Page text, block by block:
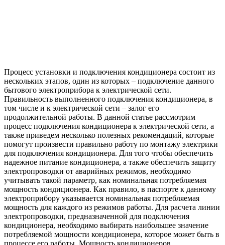
Процесс установки и подключения кондиционера состоит из
нескольких этапов, один из которых – подключение данного
бытового электроприбора к электрической сети.
Правильность выполненного подключения кондиционера, в
том числе и к электрической сети – залог его
продолжительной работы. В данной статье рассмотрим
процесс подключения кондиционера к электрической сети, а
также приведем несколько полезных рекомендаций, которые
помогут произвести правильно работу по монтажу электрики
для подключения кондиционера. Для того чтобы обеспечить
надежное питание кондиционера, а также обеспечить защиту
электропроводки от аварийных режимов, необходимо
учитывать такой параметр, как номинальная потребляемая
мощность кондиционера. Как правило, в паспорте к данному
электроприбору указывается номинальная потребляемая
мощность для каждого из режимов работы. Для расчета линии
электропроводки, предназначенной для подключения
кондиционера, необходимо выбирать наибольшее значение
потребляемой мощности кондиционера, которое может быть в
процессе его работы. Мощность кондиционеров,